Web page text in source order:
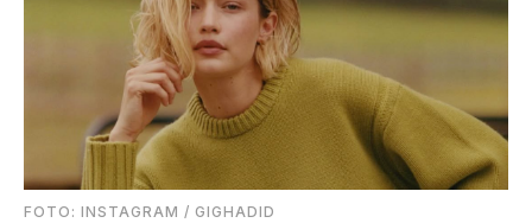
FOTO: INSTAGRAM / GIGHADID